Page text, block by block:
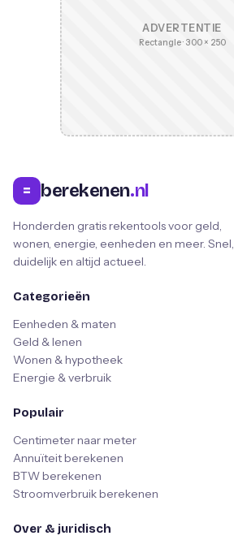
ADVERTENTIE
Rectangle · 300 × 250
= berekenen.nl
Honderden gratis rekentools voor geld,
wonen, energie, eenheden en meer. Snel,
duidelijk en altijd actueel.
Categorieën
Eenheden & maten
Geld & lenen
Wonen & hypotheek
Energie & verbruik
Populair
Centimeter naar meter
Annuïteit berekenen
BTW berekenen
Stroomverbruik berekenen
Over & juridisch